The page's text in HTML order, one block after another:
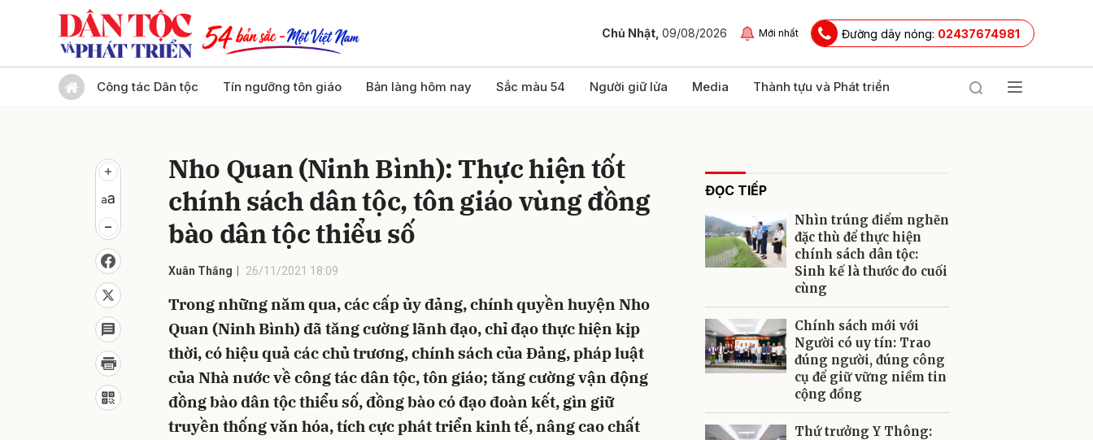
Chủ Nhật, 09/08/2026 Mới nhất Đường dây nóng: 02437674981
Công tác Dân tộc Tín ngưỡng tôn giáo Bản làng hôm nay Sắc màu 54 Người giữ lửa Media Thành tựu và Phát triển
Nho Quan (Ninh Bình): Thực hiện tốt
chính sách dân tộc, tôn giáo vùng đồng
bào dân tộc thiểu số
Xuân Thắng 26/11/2021 18:09
Trong những năm qua, các cấp ủy đảng, chính quyền huyện Nho
Quan (Ninh Bình) đã tăng cường lãnh đạo, chỉ đạo thực hiện kịp
thời, có hiệu quả các chủ trương, chính sách của Đảng, pháp luật
của Nhà nước về công tác dân tộc, tôn giáo; tăng cường vận động
đồng bào dân tộc thiểu số, đồng bào có đạo đoàn kết, gìn giữ
truyền thống văn hóa, tích cực phát triển kinh tế, nâng cao chất
ĐỌC TIẾP
Nhìn trúng điểm nghẽn
đặc thù để thực hiện
chính sách dân tộc:
Sinh kế là thước đo cuối
cùng
Chính sách mới với
Người có uy tín: Trao
đúng người, đúng công
cụ để giữ vững niềm tin
cộng đồng
Thứ trưởng Y Thông:
Gửi bình luận
Gửi